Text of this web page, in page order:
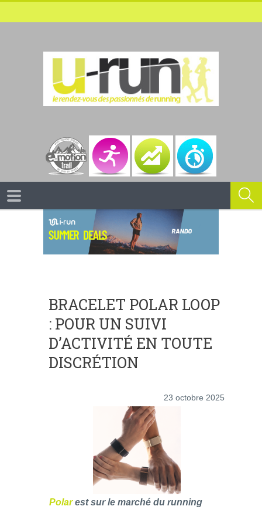
BRACELET POLAR LOOP
: POUR UN SUIVI
D’ACTIVITÉ EN TOUTE
DISCRÉTION
23 octobre 2025
Polarest sur le marché du running